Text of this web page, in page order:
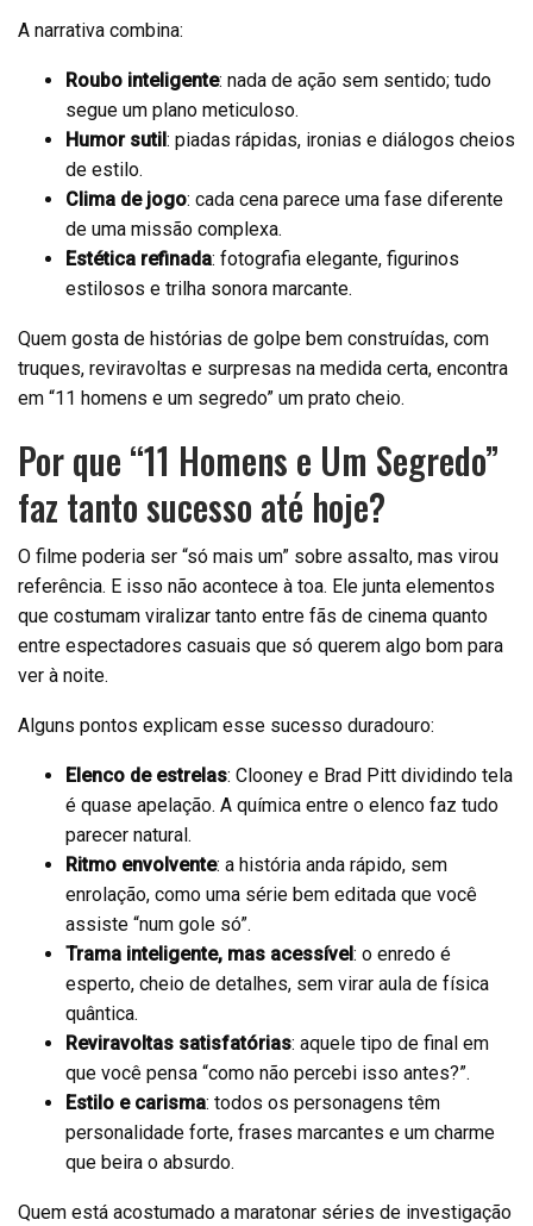
A narrativa combina:
Roubo inteligente: nada de ação sem sentido; tudo
segue um plano meticuloso.
Humor sutil: piadas rápidas, ironias e diálogos cheios
de estilo.
Clima de jogo: cada cena parece uma fase diferente
de uma missão complexa.
Estética refinada: fotografia elegante, figurinos
estilosos e trilha sonora marcante.
Quem gosta de histórias de golpe bem construídas, com
truques, reviravoltas e surpresas na medida certa, encontra
em “11 homens e um segredo” um prato cheio.
Por que “11 Homens e Um Segredo”
faz tanto sucesso até hoje?
O filme poderia ser “só mais um” sobre assalto, mas virou
referência. E isso não acontece à toa. Ele junta elementos
que costumam viralizar tanto entre fãs de cinema quanto
entre espectadores casuais que só querem algo bom para
ver à noite.
Alguns pontos explicam esse sucesso duradouro:
Elenco de estrelas: Clooney e Brad Pitt dividindo tela
é quase apelação. A química entre o elenco faz tudo
parecer natural.
Ritmo envolvente: a história anda rápido, sem
enrolação, como uma série bem editada que você
assiste “num gole só”.
Trama inteligente, mas acessível: o enredo é
esperto, cheio de detalhes, sem virar aula de física
quântica.
Reviravoltas satisfatórias: aquele tipo de final em
que você pensa “como não percebi isso antes?”.
Estilo e carisma: todos os personagens têm
personalidade forte, frases marcantes e um charme
que beira o absurdo.
Quem está acostumado a maratonar séries de investigação